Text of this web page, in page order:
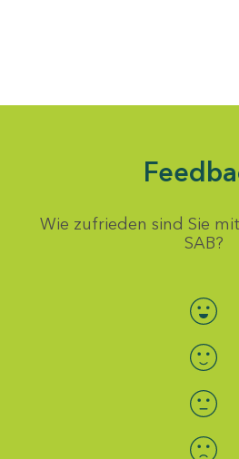
Wie zufrieden sind Sie
SAB?